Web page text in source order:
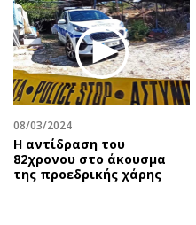
08/03/2024
Η αντίδραση του
82χρονου στο άκουσμα
της προεδρικής χάρης